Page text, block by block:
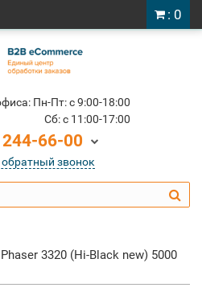
: 0
Пн-Пт: c 9:00-18:00
Cб: c 11:00-17:00
244-66-00
звонок
3320 (Hi-Black new) 5000